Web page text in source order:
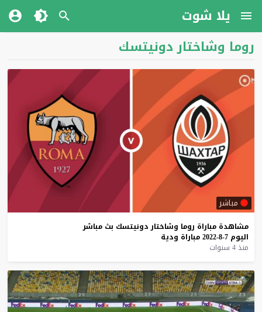
يلا شوت
روما وشاختار دونيتسك
مباشر
مشاهدة مباراة روما وشاختار دونيتسك بث مباشر
اليوم 7-8-2022 مباراة ودية
منذ 4 سنوات